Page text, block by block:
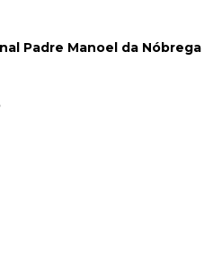
Padre Manoel da Nóbrega